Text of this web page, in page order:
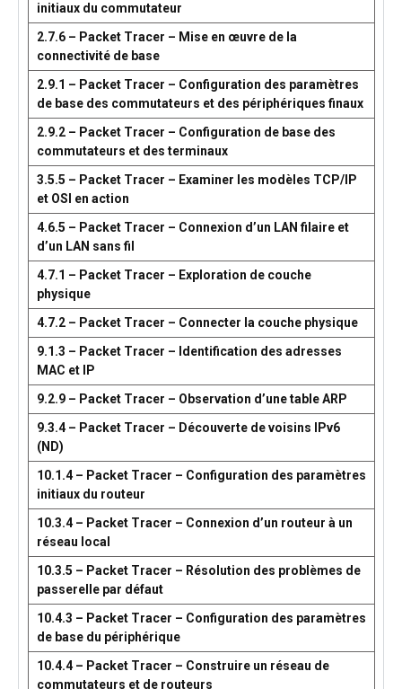
initiaux du commutateur
2.7.6 – Packet Tracer – Mise en œuvre de la
connectivité de base
2.9.1 – Packet Tracer – Configuration des paramètres
de base des commutateurs et des périphériques finaux
2.9.2 – Packet Tracer – Configuration de base des
commutateurs et des terminaux
3.5.5 – Packet Tracer – Examiner les modèles TCP/IP
et OSI en action
4.6.5 – Packet Tracer – Connexion d’un LAN filaire et
d’un LAN sans fil
4.7.1 – Packet Tracer – Exploration de couche
physique
4.7.2 – Packet Tracer – Connecter la couche physique
9.1.3 – Packet Tracer – Identification des adresses
MAC et IP
9.2.9 – Packet Tracer – Observation d’une table ARP
9.3.4 – Packet Tracer – Découverte de voisins IPv6
(ND)
10.1.4 – Packet Tracer – Configuration des paramètres
initiaux du routeur
10.3.4 – Packet Tracer – Connexion d’un routeur à un
réseau local
10.3.5 – Packet Tracer – Résolution des problèmes de
passerelle par défaut
10.4.3 – Packet Tracer – Configuration des paramètres
de base du périphérique
10.4.4 – Packet Tracer – Construire un réseau de
commutateurs et de routeurs